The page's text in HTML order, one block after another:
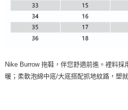
Nike Burrow 拖鞋，伴您舒適前進。裡料採
暖；柔軟泡綿中底/大底搭配抓地紋路，塑